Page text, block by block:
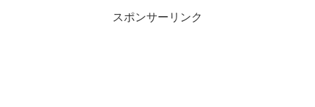
スポンサーリンク